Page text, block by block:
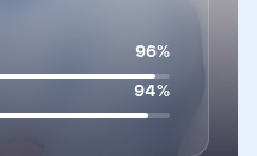
96%
94%